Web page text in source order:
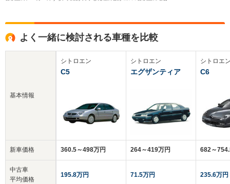
よく一緒に検討される車種を比較
基本情報
新車価格
中古車
平均価格
シトロエン
C5
360.5～498万円
195.8万円
シトロエン
エグザンティア
264～419万円
71.5万円
シトロエ
C6
682～
235.6万円